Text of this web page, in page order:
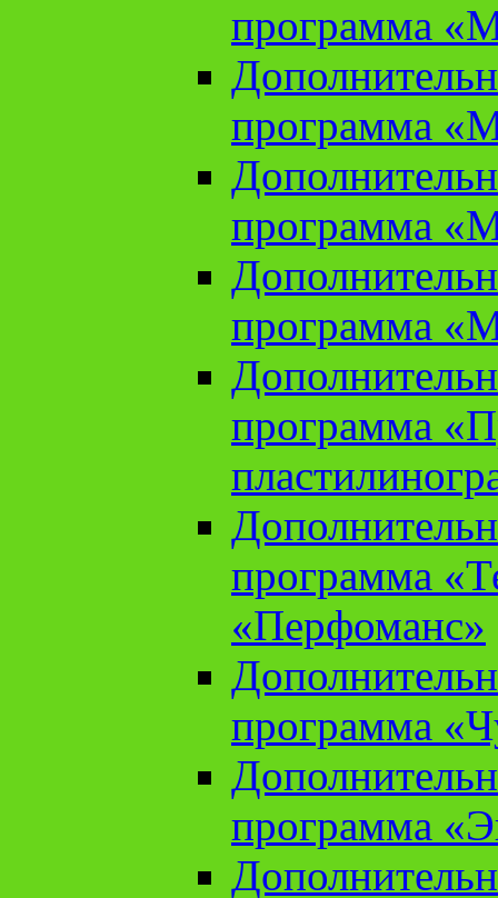
программа
программа
программа
программа
программа
программа
«Перфоманс»
программа
программа